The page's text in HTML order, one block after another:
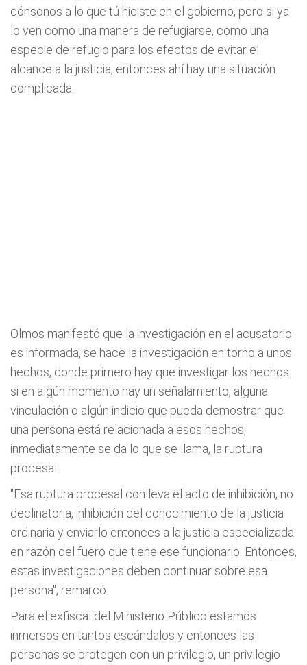
cónsonos a lo que tú hiciste en el gobierno, pero si ya
lo ven como una manera de refugiarse, como una
especie de refugio para los efectos de evitar el
alcance a la justicia, entonces ahí hay una situación
complicada.
Olmos manifestó que la investigación en el acusatorio
es informada, se hace la investigación en torno a unos
hechos, donde primero hay que investigar los hechos:
si en algún momento hay un señalamiento, alguna
vinculación o algún indicio que pueda demostrar que
una persona está relacionada a esos hechos,
inmediatamente se da lo que se llama, la ruptura
procesal.
"Esa ruptura procesal conlleva el acto de inhibición, no
declinatoria, inhibición del conocimiento de la justicia
ordinaria y enviarlo entonces a la justicia especializada
en razón del fuero que tiene ese funcionario. Entonces,
estas investigaciones deben continuar sobre esa
persona", remarcó.
Para el exfiscal del Ministerio Público estamos
inmersos en tantos escándalos y entonces las
personas se protegen con un privilegio, un privilegio